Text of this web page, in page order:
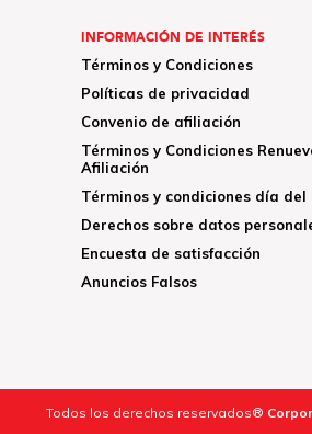
INFORMACIÓN DE INTERÉS
Términos y Condiciones
Políticas de privacidad
Convenio de afiliación
Términos y Condiciones
Afiliación
Términos y condiciones día del
Derechos sobre datos
Encuesta de satisfacción
Anuncios Falsos
Todos los derechos reservados®